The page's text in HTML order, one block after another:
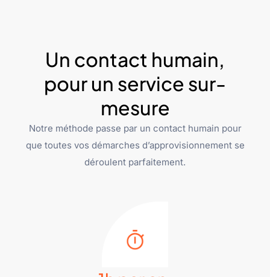
Un contact humain,
pour un service sur-
mesure
Notre méthode passe par un contact humain pour
que toutes vos démarches d’approvisionnement se
déroulent parfaitement.